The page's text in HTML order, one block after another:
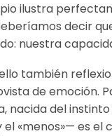
ilustra
decir
nuestra
también
de emoción.
nacida del
el «menos»— es